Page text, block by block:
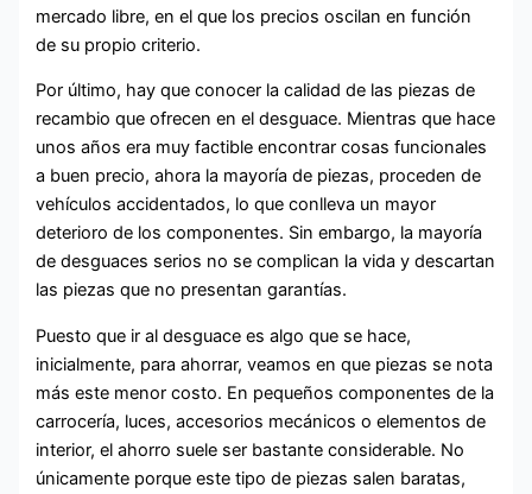
mercado libre, en el que los precios oscilan en función
de su propio criterio.
Por último, hay que conocer la calidad de las piezas de
recambio que ofrecen en el desguace. Mientras que hace
unos años era muy factible encontrar cosas funcionales
a buen precio, ahora la mayoría de piezas, proceden de
vehículos accidentados, lo que conlleva un mayor
deterioro de los componentes. Sin embargo, la mayoría
de desguaces serios no se complican la vida y descartan
las piezas que no presentan garantías.
Puesto que ir al desguace es algo que se hace,
inicialmente, para ahorrar, veamos en que piezas se nota
más este menor costo. En pequeños componentes de la
carrocería, luces, accesorios mecánicos o elementos de
interior, el ahorro suele ser bastante considerable. No
únicamente porque este tipo de piezas salen baratas,